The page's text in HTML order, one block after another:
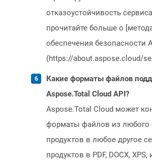
отказоустойчивость
прочитайте больше о
обеспечения безопасности
(https://about.aspose.cloud/
Какие форматы файлов
Aspose.Total Cloud API?
Aspose.Total Cloud может
форматы файлов из любого
продуктов в любое другое
продуктов в PDF, DOCX,